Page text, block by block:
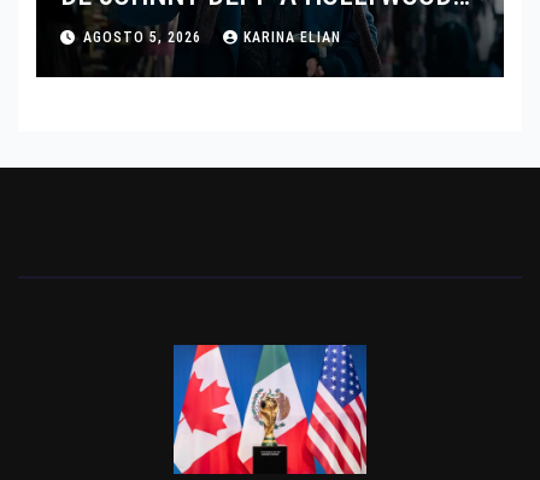
TRAS SU PASO POR EL CINE
INDEPENDIENTE EUROPEO
AGOSTO 5, 2026 KARINA ELIAN